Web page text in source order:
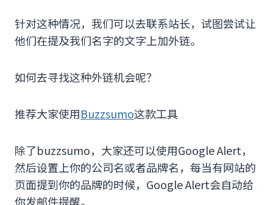
针对这种情况，我们可以去联系站长，试图尝试让
他们在提及我们名字的文字上加外链。
如何去寻找这种外链机会呢？
推荐大家使用Buzzsumo这款工具
除了buzzsumo，大家还可以使用Google Alert，
然后设置上你的公司名或者品牌名，每当有网站的
页面提到你的品牌的时候，Google Alert会自动给
你发邮件提醒。